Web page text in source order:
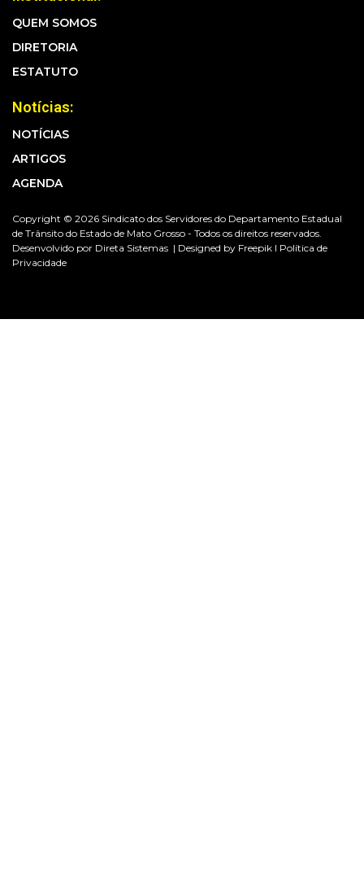
QUEM SOMOS
DIRETORIA
ESTATUTO
Notícias:
NOTÍCIAS
ARTIGOS
AGENDA
Copyright © 2026 Sindicato dos Servidores do Departamento Estadual
de Trânsito do Estado de Mato Grosso - Todos os direitos reservados.
Desenvolvido por Direta Sistemas | Designed by Freepik I Política de
Privacidade